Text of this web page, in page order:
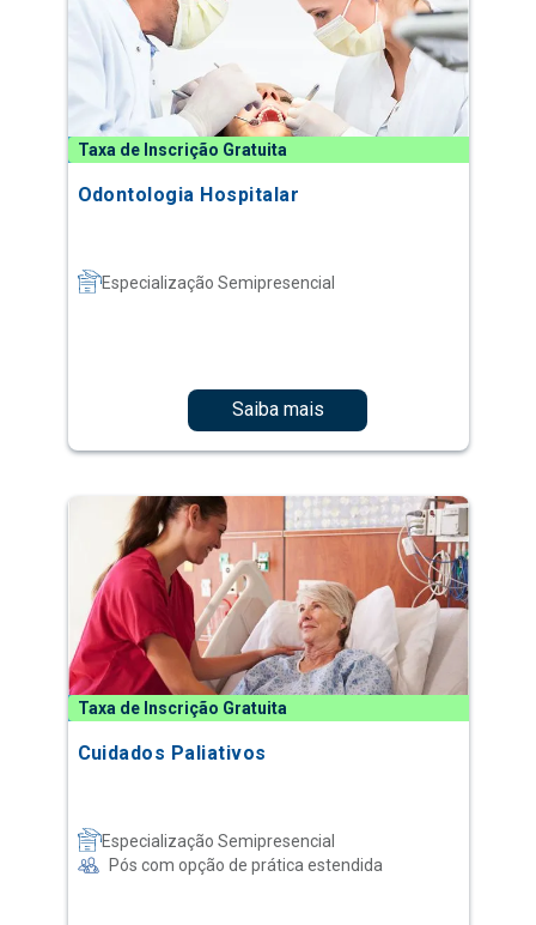
Taxa de Inscrição Gratuita
Odontologia Hospitalar
Especialização Semipresencial
Saiba mais
Taxa de Inscrição Gratuita
Cuidados Paliativos
Especialização Semipresencial
Pós com opção de prática estendida